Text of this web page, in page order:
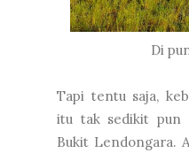
Di
Tapi tentu saja,
itu tak sedikit pun
Bukit Lendongara.